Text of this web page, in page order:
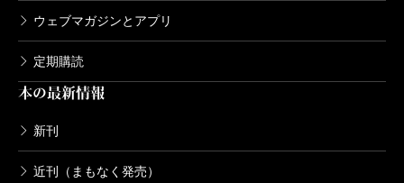
ウェブマガジンとアプリ
定期購読
本の最新情報
新刊
近刊（まもなく発売）